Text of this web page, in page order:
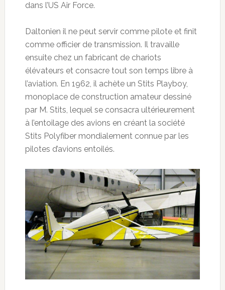
dans l’US Air Force.
Daltonien il ne peut servir comme pilote et finit
comme officier de transmission. Il travaille
ensuite chez un fabricant de chariots
élévateurs et consacre tout son temps libre à
l’aviation. En 1962, il achète un Stits Playboy,
monoplace de construction amateur dessiné
par M. Stits, lequel se consacra ultérieurement
à l’entoilage des avions en créant la société
Stits Polyfiber mondialement connue par les
pilotes d’avions entoilés.